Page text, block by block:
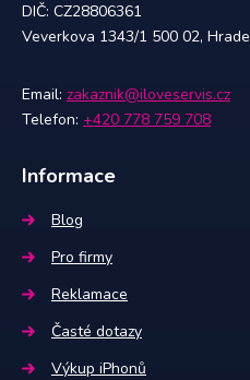
DIČ: CZ28806361
Veverkova 1343/1 500 02,
Email: zakaznik@iloveservis.cz
Telefon: +420 778 759 708
Informace
Blog
Pro firmy
Reklamace
Časté dotazy
Výkup iPhonů